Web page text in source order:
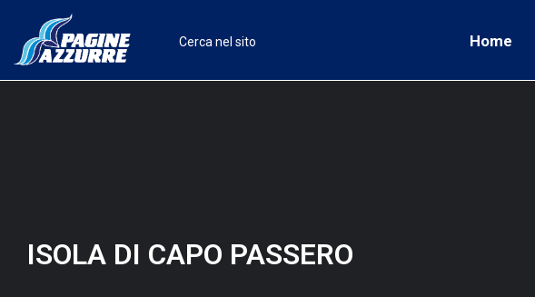
Home
ISOLA DI CAPO PASSERO